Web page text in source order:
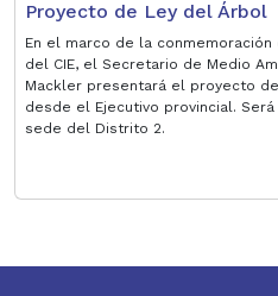
Proyecto de Ley del Árbol
En el marco de la
del CIE, el Secretario de Medio
Mackler presentará el proyecto
desde el Ejecutivo provincial.
sede del Distrito 2.